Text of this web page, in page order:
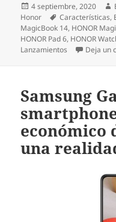
Publicado
el
4 septiembre, 2020
Honor
Etiquetas
Características,
MagicBook 14, HONOR
HONOR Pad 6, HONOR
Lanzamientos
Deja un
Samsung
económico
una